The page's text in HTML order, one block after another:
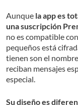
Aunque la app es
una suscripción
no es compatible
pequeños está
tienen son el
reciban mensajes
especial.
Su diseño es